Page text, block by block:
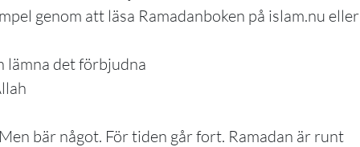
genom att läsa Ramadanboken på islam.nu eller
det förbjudna
bär något. För tiden går fort. Ramadan är runt